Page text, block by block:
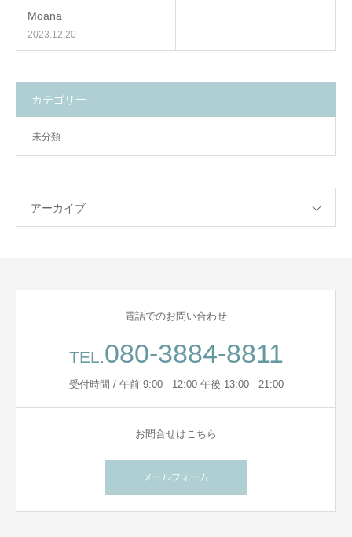
Moana
2023.12.20
カテゴリー
未分類
アーカイブ
電話でのお問い合わせ
TEL.080-3884-8811
受付時間 / 午前 9:00 - 12:00 午後 13:00 - 21:00
お問合せはこちら
メールフォーム